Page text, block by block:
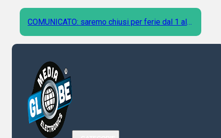
COMUNICATO: saremo chiusi per ferie dal 1 al 9
Agosto